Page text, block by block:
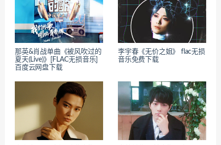
那英&肖战单曲《被风吹过的
夏天(Live)》[FLAC无损音乐]
百度云网盘下载
李宇春《无价之姐》 flac无损
音乐免费下载